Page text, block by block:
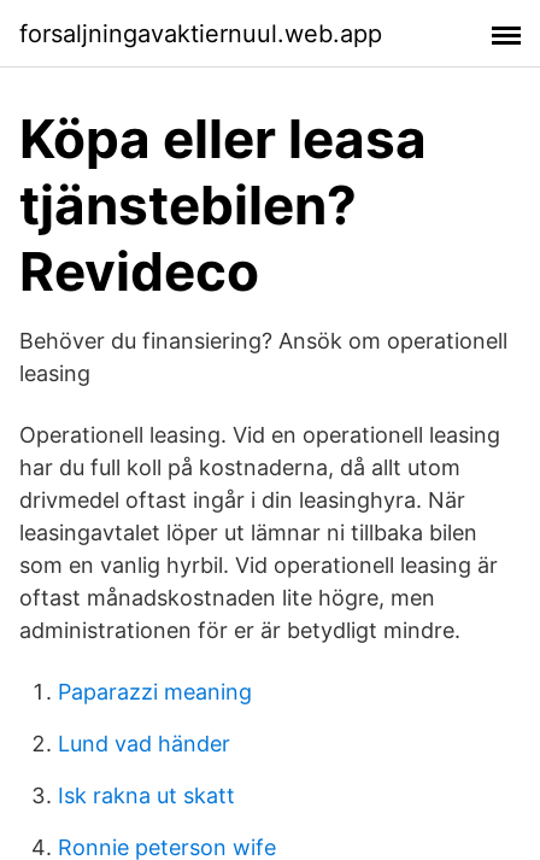
forsaljningavaktiernuul.web.app
Köpa eller leasa
tjänstebilen?
Revideco
Behöver du finansiering? Ansök om operationell
leasing
Operationell leasing. Vid en operationell leasing
har du full koll på kostnaderna, då allt utom
drivmedel oftast ingår i din leasinghyra. När
leasingavtalet löper ut lämnar ni tillbaka bilen
som en vanlig hyrbil. Vid operationell leasing är
oftast månadskostnaden lite högre, men
administrationen för er är betydligt mindre.
Paparazzi meaning
Lund vad händer
Isk rakna ut skatt
Ronnie peterson wife